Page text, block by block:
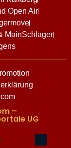
Open Air
MainSchlager
–
UG​